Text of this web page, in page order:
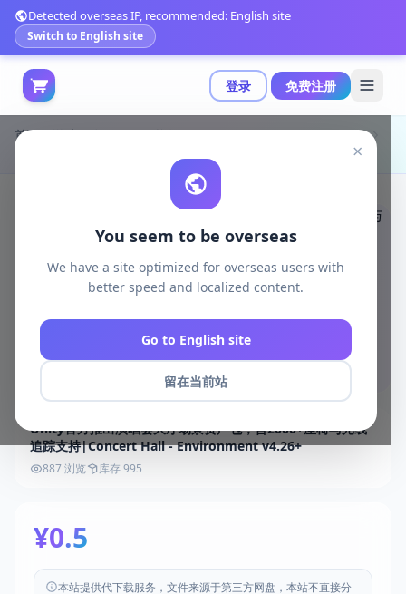
登录 免费注册
Detected overseas IP, recommended: English site
Switch to English site
×
You seem to be overseas
We have a site optimized for overseas users with
better speed and localized content.
Go to English site
留在当前站
首页 游戏开发 unreal资源
Unreal Engine Environments
Unity官方推出演唱会大厅场景资产包，含2000+座椅与光线
追踪支持|Concert Hall - Environment v4.26+
887 浏览 库存 995
¥0.5
本站提供代下载服务，文件来源于第三方网盘，本站不直接分